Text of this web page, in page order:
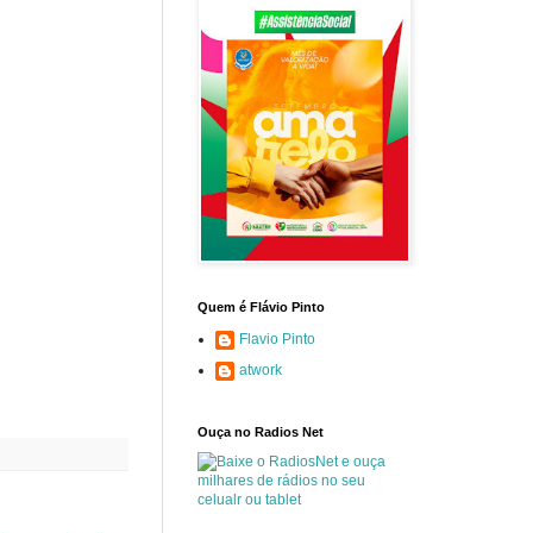
Quem é Flávio Pinto
Flavio Pinto
atwork
Ouça no Radios Net